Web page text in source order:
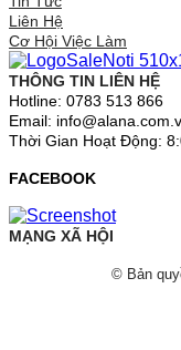
Liên Hệ
Cơ Hội Việc Làm
THÔNG TIN LIÊN HỆ
Hotline: 0783 513 866
Email:
Thời Gian Hoạt Động:
FACEBOOK
MẠNG XÃ HỘI
© Bản